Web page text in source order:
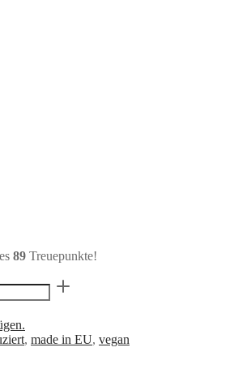
89 Treuepunkte!
, made in EU, vegan